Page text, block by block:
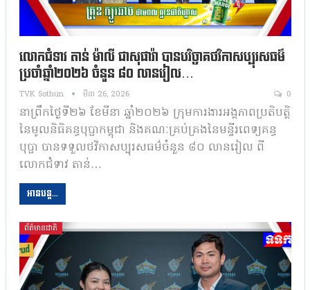
លោកជំទាវ តាន់ ម៉ាលី ជាសុផារ៉ា បានបរិច្ចាគថវិកាសប្បុរសធម៌
ប្រចាំឆ្នាំ២០២៦ ចំនួន ៨០ លានរៀល…
TVK Sothun មីនា 26, 2026 0
នាព្រឹកថ្ងៃទី២៦ ខែមីនា ឆ្នាំ២០២៦ ក្រុមការងារអង្គភាពប្រតិបត្តិ
នៃមូលនិធិគន្ធបុប្ផាកម្ពុជា និងគណៈគ្រប់គ្រងនៃមន្ទីរពេទ្យគន្ធ
បុប្ផា បានទទួលថវិកាសប្បុរសធម៌ចំនួន ៨០ លានរៀល ពី
លោកជំទាវ តាន់…
អានបន្ត...
ព័ត៌មានជាតិ